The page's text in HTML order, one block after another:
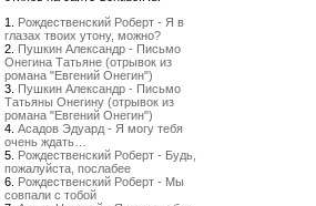
1. Рождественский Роберт - Я в
глазах твоих утону, можно?
2. Пушкин Александр - Письмо
Онегина Татьяне (отрывок из
романа "Евгений Онегин")
3. Пушкин Александр - Письмо
Татьяны Онегину (отрывок из
романа "Евгений Онегин")
4. Асадов Эдуард - Я могу тебя
очень ждать…
5. Рождественский Роберт - Будь,
пожалуйста, послабее
6. Рождественский Роберт - Мы
совпали с тобой